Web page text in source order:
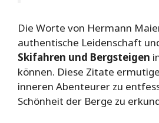
Die Worte von Hermann
authentische Leidenschaft
Skifahren und Bergsteigen
können. Diese Zitate
inneren Abenteurer zu
Schönheit der Berge zu